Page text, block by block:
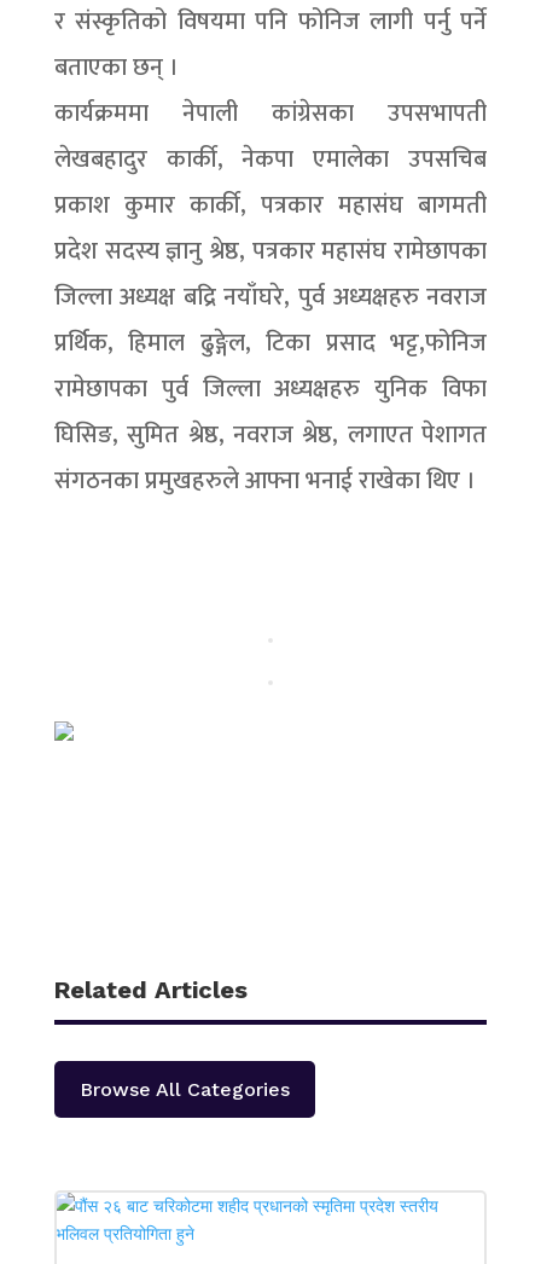
र संस्कृतिको विषयमा पनि फोनिज लागी पर्नु पर्ने
बताएका छन् ।
कार्यक्रममा नेपाली कांग्रेसका उपसभापती
लेखबहादुर कार्की, नेकपा एमालेका उपसचिब
प्रकाश कुमार कार्की, पत्रकार महासंघ बागमती
प्रदेश सदस्य ज्ञानु श्रेष्ठ, पत्रकार महासंघ रामेछापका
जिल्ला अध्यक्ष बद्रि नयाँघरे, पुर्व अध्यक्षहरु नवराज
प्रर्थिक, हिमाल ढुङ्गेल, टिका प्रसाद भट्ट,फोनिज
रामेछापका पुर्व जिल्ला अध्यक्षहरु युनिक विफा
घिसिङ, सुमित श्रेष्ठ, नवराज श्रेष्ठ, लगाएत पेशागत
संगठनका प्रमुखहरुले आफ्ना भनाई राखेका थिए ।
Related Articles
Browse All Categories